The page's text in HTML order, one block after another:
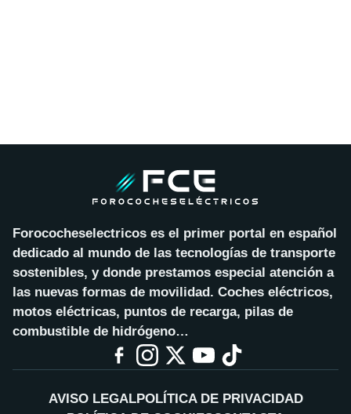
Forococheselectricos es el primer portal en español
dedicado al mundo de las tecnologías de transporte
sostenibles, y donde prestamos especial atención a
las nuevas formas de movilidad. Coches eléctricos,
motos eléctricas, puntos de recarga, pilas de
combustible de hidrógeno…
AVISO LEGALPOLÍTICA DE PRIVACIDAD